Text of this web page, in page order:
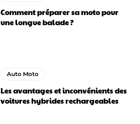
Comment préparer sa moto pour
une longue balade ?
Auto Moto
Les avantages et inconvénients des
voitures hybrides rechargeables